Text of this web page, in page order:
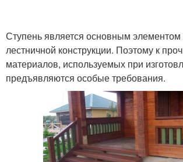
Ступень является основным
лестничной конструкции. Поэтому к
материалов, используемых при
предъявляются особые требования.